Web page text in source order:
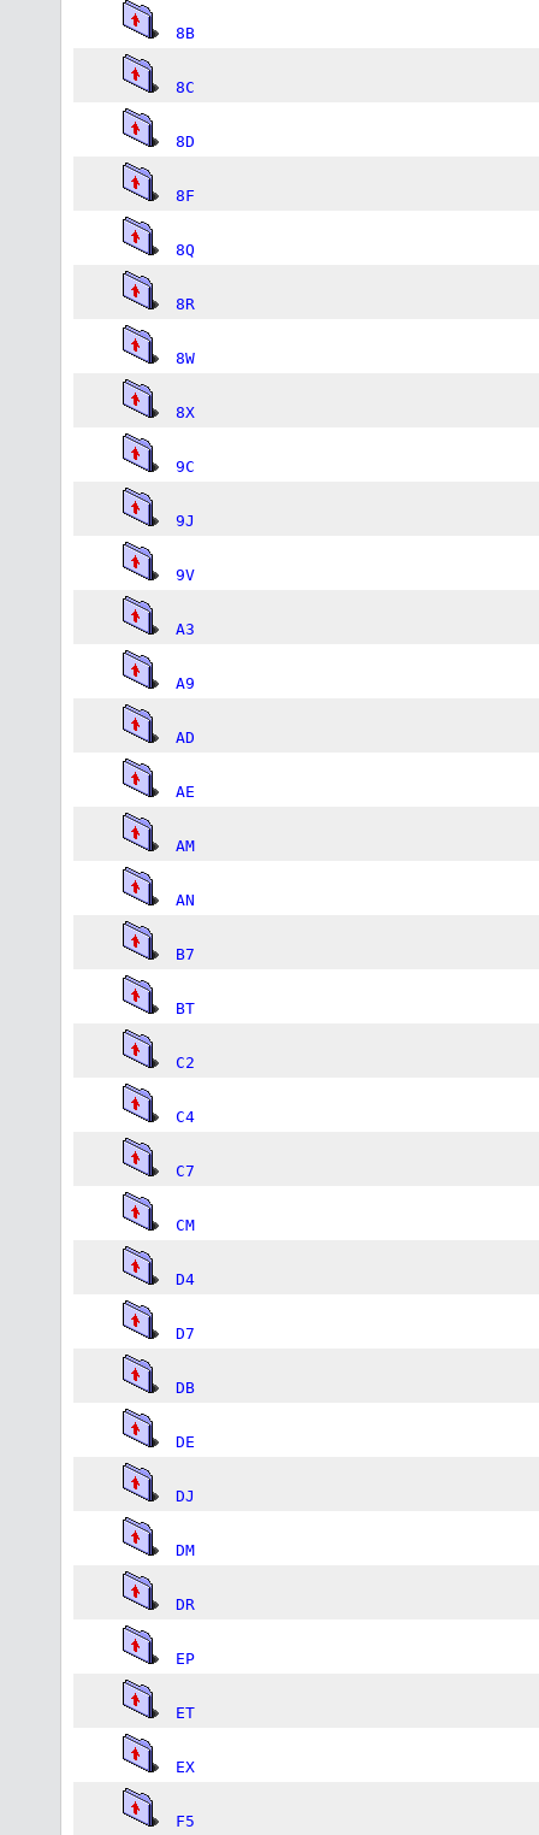
8B
8C
8D
8F
8Q
8R
8W
8X
9C
9J
9V
A3
A9
AD
AE
AM
AN
B7
BT
C2
C4
C7
CM
D4
D7
DB
DE
DJ
DM
DR
EP
ET
EX
F5